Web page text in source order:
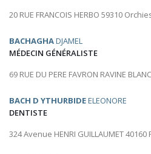
20 RUE FRANCOIS HERBO 59310
BACHAGHADJAMEL
MÉDECIN GÉNÉRALISTE
69 RUE DU PERE FAVRON RAVINE
BACH D YTHURBIDEELEONORE
DENTISTE
324 Avenue HENRI GUILLAUMET